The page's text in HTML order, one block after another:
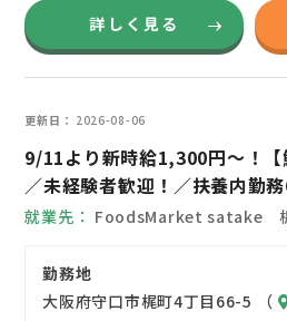
詳しく見る
更新日 2026-08-06
9/11より新時給1,300円～！【
／未経験者歓迎！／扶養内勤務
就業先 FoodsMarket satake
勤務地
大阪府守口市梶町4丁目66-5 （